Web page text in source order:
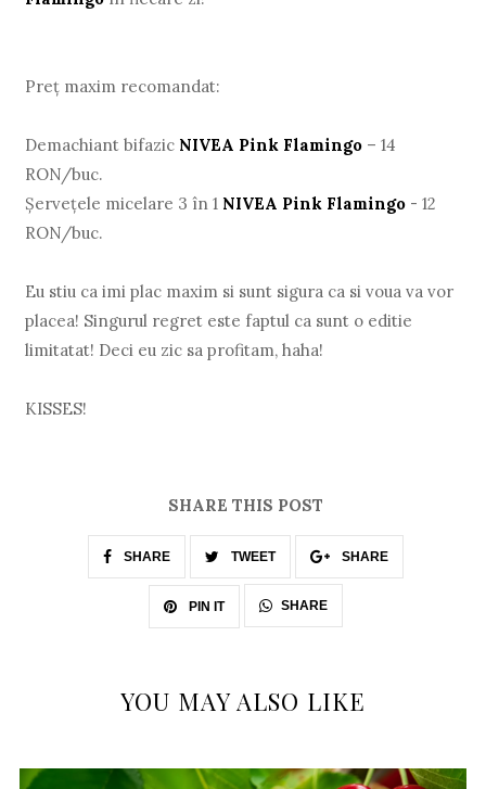
Preț maxim recomandat:
Demachiant bifazic NIVEA Pink Flamingo – 14
RON/buc.
Șervețele micelare 3 în 1 NIVEA Pink Flamingo - 12
RON/buc.
Eu stiu ca imi plac maxim si sunt sigura ca si voua va vor
placea! Singurul regret este faptul ca sunt o editie
limitatat! Deci eu zic sa profitam, haha!
KISSES!
SHARE THIS POST
SHARE TWEET SHARE
PIN IT SHARE
YOU MAY ALSO LIKE